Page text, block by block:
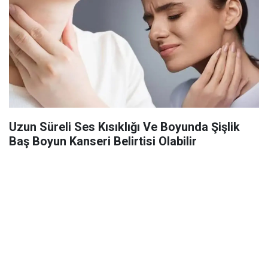
Uzun Süreli Ses Kısıklığı Ve Boyunda Şişlik
Baş Boyun Kanseri Belirtisi Olabilir